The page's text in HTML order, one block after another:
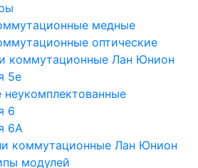
медные
оптические
коммутационные Лан Юнион
5e
неукомплектованные
6
6A
коммутационные Лан Юнион
модулей